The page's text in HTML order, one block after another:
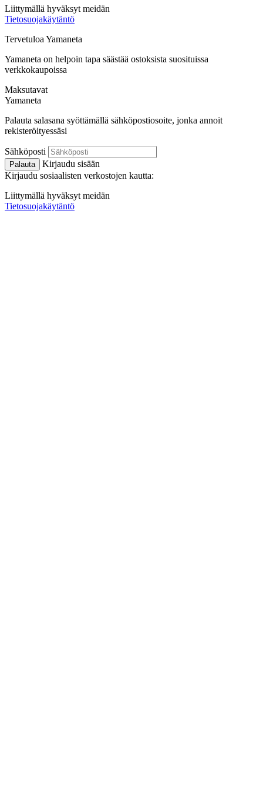
Liittymällä hyväksyt meidän
Tietosuojakäytäntö
Tervetuloa Yamaneta
Yamaneta on helpoin tapa säästää ostoksista suosituissa
verkkokaupoissa
Maksutavat
Yamaneta
Palauta salasana syöttämällä sähköpostiosoite, jonka annoit
rekisteröityessäsi
Sähköposti
Palauta
Kirjaudu sisään
Kirjaudu sosiaalisten verkostojen kautta:
Liittymällä hyväksyt meidän
Tietosuojakäytäntö